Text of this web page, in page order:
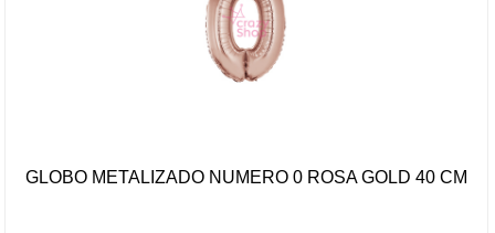
GLOBO METALIZADO NUMERO 0 ROSA GOLD 40 CM